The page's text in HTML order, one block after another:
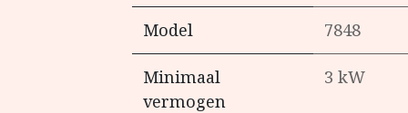
Model 7848
Minimaal
vermogen
3 kW